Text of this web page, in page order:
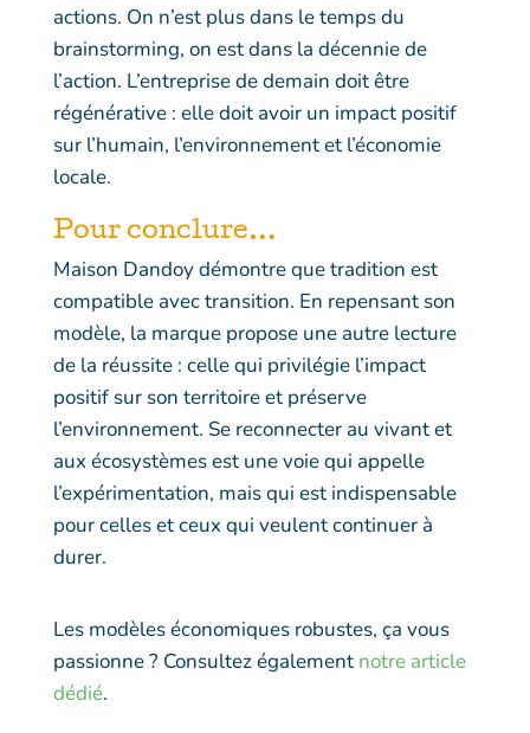
actions. On n’est plus dans le temps du
brainstorming, on est dans la décennie de
l’action. L’entreprise de demain doit être
régénérative : elle doit avoir un impact positif
sur l’humain, l’environnement et l’économie
locale.
Pour conclure…
Maison Dandoy démontre que tradition est
compatible avec transition. En repensant son
modèle, la marque propose une autre lecture
de la réussite : celle qui privilégie l’impact
positif sur son territoire et préserve
l’environnement. Se reconnecter au vivant et
aux écosystèmes est une voie qui appelle
l’expérimentation, mais qui est indispensable
pour celles et ceux qui veulent continuer à
durer.
Les modèles économiques robustes, ça vous
passionne ? Consultez égalementnotre article
dédié.